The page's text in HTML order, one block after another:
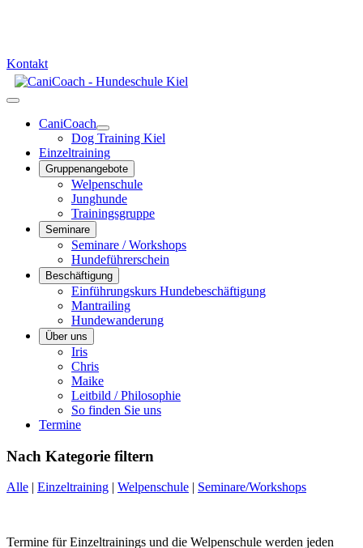
Kontakt
CaniCoach
Dog Training Kiel
Einzeltraining
Gruppenangebote
Welpenschule
Junghunde
Trainingsgruppe
Seminare
Seminare / Workshops
Hundeführerschein
Beschäftigung
Einführungskurs Hundebeschäftigung
Mantrailing
Hundewanderung
Über uns
Iris
Chris
Maike
Leitbild / Philosophie
So finden Sie uns
Termine
Nach Kategorie filtern
Alle | Einzeltraining | Welpenschule | Seminare/Workshops
Termine für Einzeltrainings und die Welpenschule werden jeden